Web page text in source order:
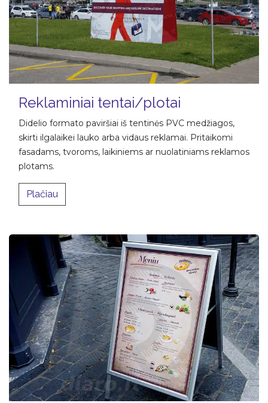
Reklaminiai tentai/plotai
Didelio formato paviršiai iš tentinės PVC medžiagos,
skirti ilgalaikei lauko arba vidaus reklamai. Pritaikomi
fasadams, tvoroms, laikiniems ar nuolatiniams reklamos
plotams.​
Plačiau